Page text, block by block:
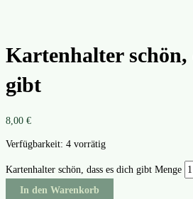
Kartenhalter schön,
gibt
8,00 €
Verfügbarkeit: 4 vorrätig
Kartenhalter schön, dass es dich gibt Menge
In den Warenkorb